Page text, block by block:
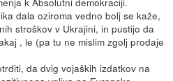
dala oziroma vedno bolj se kaže,
stroškov v Ukrajini, in pustijo da
, le (pa tu ne mislim zgolj prodaje
da dvig vojaških izdatkov na